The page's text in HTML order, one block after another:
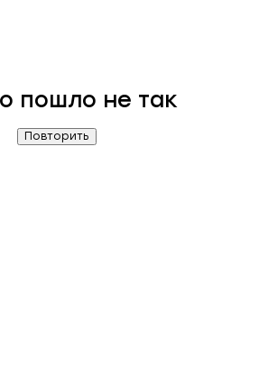
пошло не так
Повторить